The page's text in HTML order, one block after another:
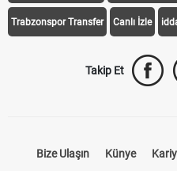
Trabzonspor Transfer Canlı İzle
Takip Et
Bize Ulaşın Künye